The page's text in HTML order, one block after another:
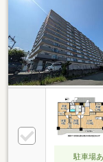
駐車場